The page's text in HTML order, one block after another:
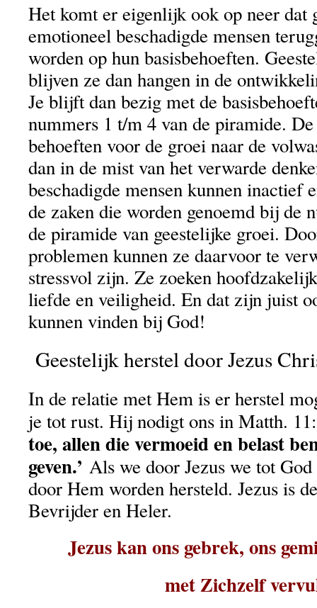
Het komt er eigenlijk ook op neer dat
emotioneel beschadigde mensen
worden op hun basisbehoeften.
blijven ze dan hangen in de
Je blijft dan bezig met de
nummers 1 t/m 4 van de piramide.
behoeften voor de groei naar de
dan in de mist van het verwarde
beschadigde mensen kunnen inactief
de zaken die worden genoemd bij de
de piramide van geestelijke groei.
problemen kunnen ze daarvoor te
stressvol zijn. Ze zoeken
liefde en veiligheid. En dat zijn juist
kunnen vinden bij God!
Geestelijk herstel door Jezus
In de relatie met Hem is er herstel
je tot rust. Hij nodigt ons in Matth.
toe, allen die vermoeid en belast
geven.’ Als we door Jezus we tot
door Hem worden hersteld. Jezus is
Bevrijder en Heler.
Jezus kan ons gebrek, ons
met Zichzelf